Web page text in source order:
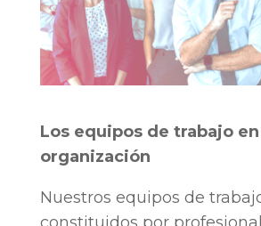
Los equipos de trabajo
organización
Nuestros equipos de